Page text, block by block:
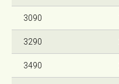
3090
3290
3490